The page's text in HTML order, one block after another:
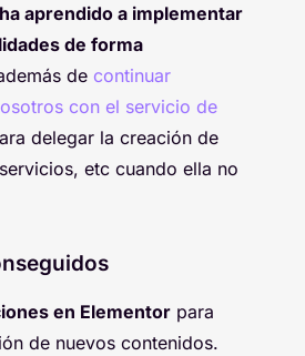
ha aprendido a implementar
de forma
de continuar
con el servicio de
delegar la creación de
etc cuando ella no
en Elementor para
de nuevos contenidos.